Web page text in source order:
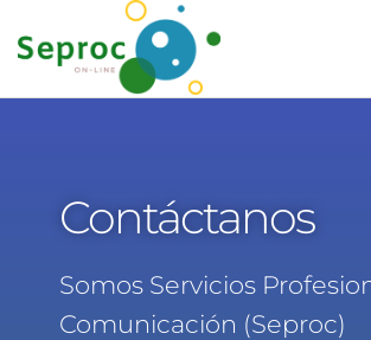
Contáctanos
Somos Servicios
Comunicación (Seproc)